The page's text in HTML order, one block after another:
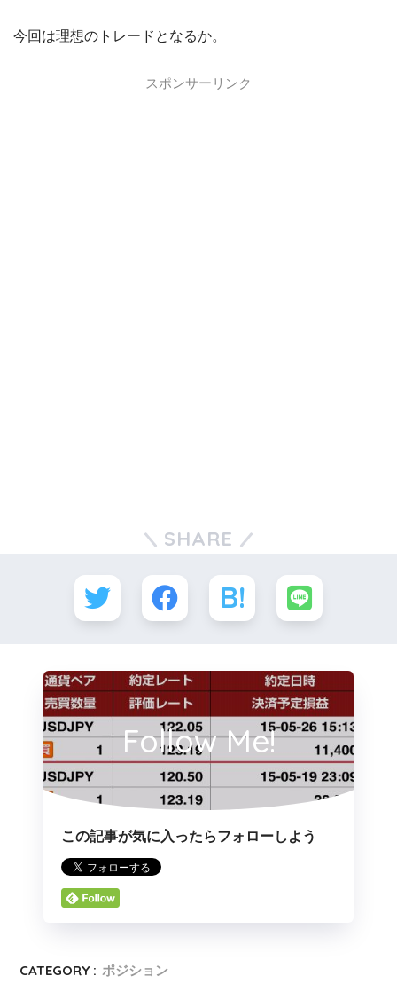
今回は理想のトレードとなるか。
スポンサーリンク
SHARE
Follow Me!
この記事が気に入ったらフォローしよう
CATEGORY : ポジション